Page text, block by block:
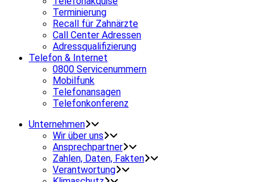
Terminierung
Recall für Zahnärzte
Call Center Adressen
Adressqualifizierung
Telefon & Internet
0800 Servicenummern
Mobilfunk
Telefonansagen
Telefonkonferenz
Unternehmen
Wir über uns
Ansprechpartner
Zahlen, Daten, Fakten
Verantwortung